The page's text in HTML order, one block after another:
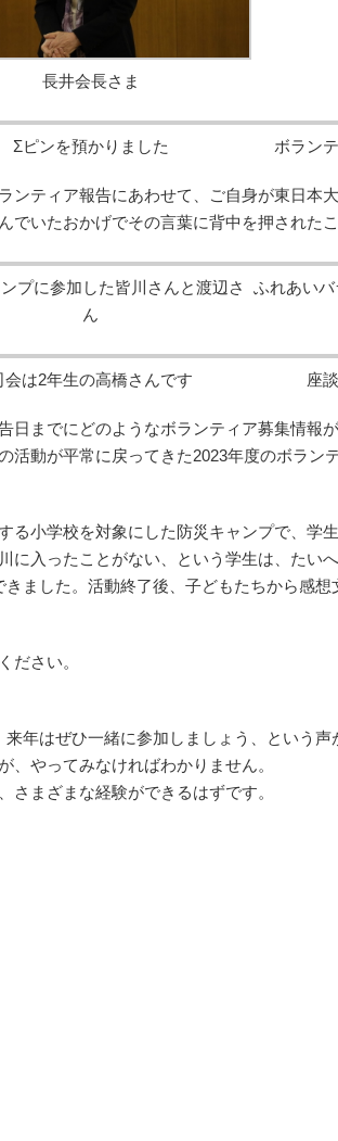
長井会長さま
Σピンを預かりました ボラン
ンティア報告にあわせて、ご自身が東日本
でいたおかげでその言葉に背中を押された
プに参加した皆川さんと渡辺さ
ん
ふれあい
会は2年生の高橋さんです 座
日までにどのようなボランティア募集情報
活動が平常に戻ってきた2023年度のボラン
る小学校を対象にした防災キャンプで、学
に入ったことがない、という学生は、たい
ました。活動終了後、子どもたちから感
ださい。
年はぜひ一緒に参加しましょう、という声
やってみなければわかりません。
まざまな経験ができるはずです。